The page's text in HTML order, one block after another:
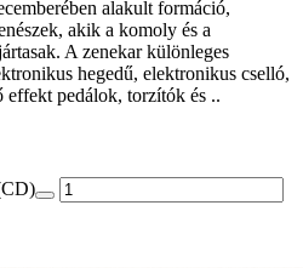
alakult formáció,
akik a komoly és a
A zenekar különleges
hegedű, elektronikus cselló,
pedálok, torzítók és ..